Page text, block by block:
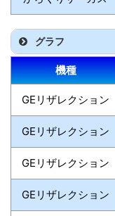
グラフ
機種
GEリザレクション
GEリザレクション
GEリザレクション
GEリザレクション